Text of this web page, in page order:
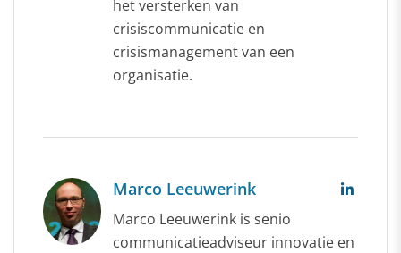
het versterken van
crisiscommunicatie en
crisismanagement van een
organisatie.
Marco Leeuwerink
Marco Leeuwerink is senio
communicatieadviseur innovatie en